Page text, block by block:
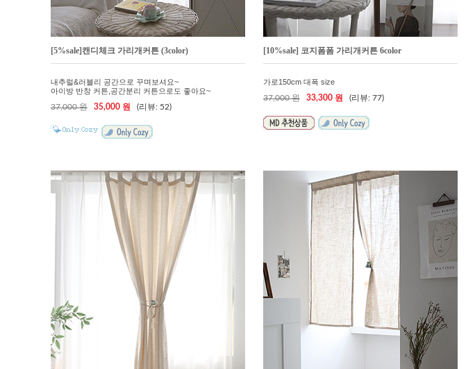
[5%sale]캔디체크 가리개커튼 (3color)
내추럴&러블리 공간으로 꾸며보셔요~
아이방 반창 커튼,공간분리 커튼으로도 좋아요~
37,000 원
35,000 원 (리뷰: 52)
[10%sale] 코지폼폼 가리개커튼 6color
가로150cm 대폭 size
37,000 원
33,300 원 (리뷰: 77)